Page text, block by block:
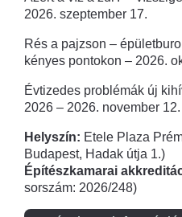
2026. szeptember 17.
Rés a pajzson –
kényes pontokon – 2026.
Évtizedes problémák új
2026 – 2026. november 12.
Helyszín: Etele Plaza
Budapest, Hadak útja 1.)
Építészkamarai
sorszám: 2026/248)